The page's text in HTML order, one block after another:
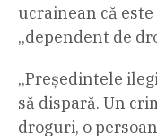
ucrainean că
„dependent de
„Președintele
să dispară. Un
droguri, o